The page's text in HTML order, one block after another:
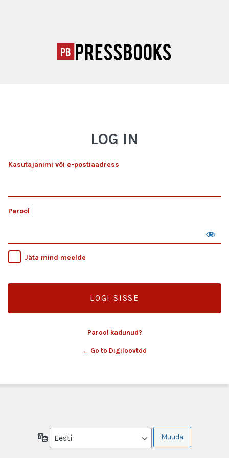
LOG IN
Kasutajanimi või e-postiaadress
Parool
Jäta mind meelde
Parool kadunud?
← Go to Digiloovtöö
Keel